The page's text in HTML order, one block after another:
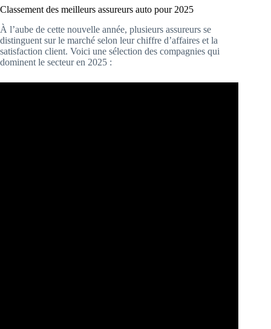
Classement des meilleurs assureurs auto pour 2025
À l’aube de cette nouvelle année, plusieurs assureurs se
distinguent sur le marché selon leur chiffre d’affaires et la
satisfaction client. Voici une sélection des compagnies qui
dominent le secteur en 2025 :